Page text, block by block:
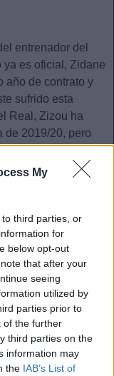
My
third parties, or
for
below opt-out
that after your
seeing
utilized by
parties prior to
of the further
third parties on the
information may
the IAB’s List of
entrenador del
ya es oficial, Zidane
año de contrato y
sufrido esta
Real, Zizou ha
de 2019/20, pero
etapa en la
por su
Conte, Joachim
principales
guardado
las próximas
Bordalás. El